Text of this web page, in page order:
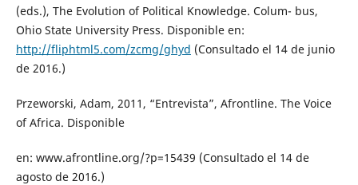
(eds.), The Evolution of Political Knowledge. Colum- bus,
Ohio State University Press. Disponible en:
http://fliphtml5.com/zcmg/ghyd (Consultado el 14 de junio
de 2016.)
Przeworski, Adam, 2011, “Entrevista”, Afrontline. The Voice
of Africa. Disponible
en: www.afrontline.org/?p=15439 (Consultado el 14 de
agosto de 2016.)